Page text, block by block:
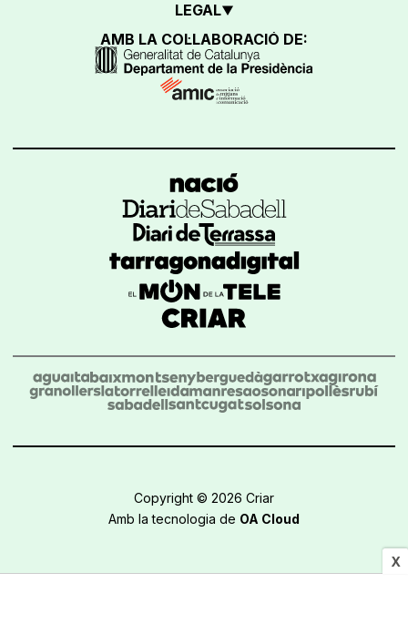
X
LEGAL
AMB LA COL·LABORACIÓ DE:
Copyright © 2026 Criar
Amb la tecnologia de OA Cloud